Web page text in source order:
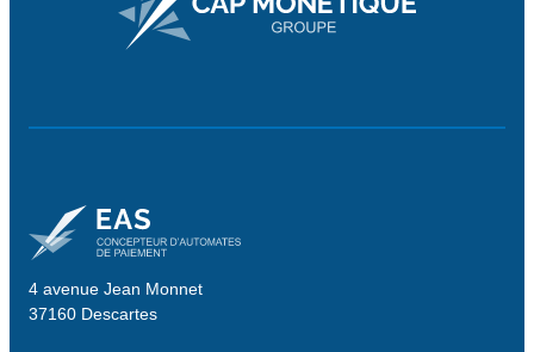
4 avenue Jean Monnet
37160 Descartes